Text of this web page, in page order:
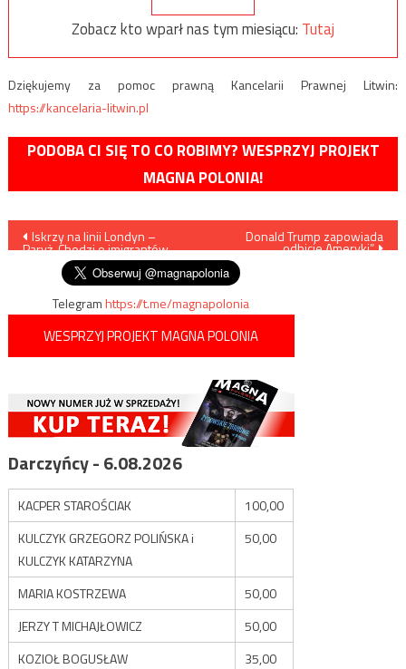
Zobacz kto wparł nas tym miesiącu: Tutaj
Dziękujemy za pomoc prawną Kancelarii Prawnej Litwin:
https://kancelaria-litwin.pl
PODOBA CI SIĘ TO CO ROBIMY? WESPRZYJ PROJEKT
MAGNA POLONIA!
Nawigacja
wpisu
Iskrzy na linii Londyn –
Paryż. Chodzi o imigrantów
Donald Trump zapowiada
„odbicie Ameryki”
Telegramhttps://t.me/magnapolonia
WESPRZYJ PROJEKT MAGNA POLONIA
Darczyńcy - 6.08.2026
KACPER STAROŚCIAK
100,00
KULCZYK GRZEGORZ POLIŃSKA i
KULCZYK KATARZYNA
50,00
MARIA KOSTRZEWA
50,00
JERZY T MICHAJŁOWICZ
50,00
KOZIOŁ BOGUSŁAW
35,00